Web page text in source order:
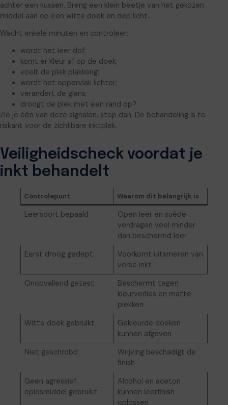
achter een kussen. Breng een klein beetje van het gekozen
middel aan op een witte doek en dep licht.
Wacht enkele minuten en controleer:
wordt het leer dof;
komt er kleur af op de doek;
voelt de plek plakkerig;
wordt het oppervlak lichter;
verandert de glans;
droogt de plek met een rand op?
Zie je één van deze signalen, stop dan. De behandeling is te
riskant voor de zichtbare inktplek.
Veiligheidscheck voordat je
inkt behandelt
Controlepunt Waarom dit belangrijk is
Leersoort bepaald
Open leer en suède
verdragen veel minder
dan beschermd leer
Eerst droog gedept
Voorkomt uitsmeren van
verse inkt
Onopvallend getest
Beschermt tegen
kleurverlies en matte
plekken
Witte doek gebruikt
Gekleurde doeken
kunnen afgeven
Niet geschrobd
Wrijving beschadigt de
finish
Geen agressief
oplosmiddel gebruikt
Alcohol en aceton
kunnen leerfinish
oplossen